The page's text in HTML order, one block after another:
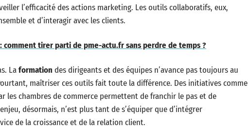
l’efficacité des actions marketing. Les outils collaboratifs, eux,
et d’interagir avec les clients.
: comment tirer parti de pme-actu.fr sans perdre de temps ?
Laformation des dirigeants et des équipes n’avance pas toujours au
maîtriser ces outils fait toute la différence. Des initiatives comme
les chambres de commerce permettent de franchir le pas et de
désormais, n’est plus tant de s’équiper que d’intégrer
de la croissance et de la relation client.